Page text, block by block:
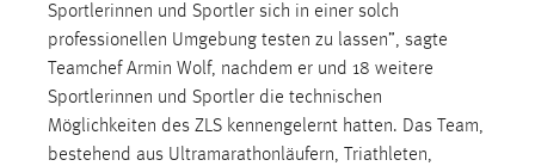
Sportlerinnen und Sportler sich in einer solch
professionellen Umgebung testen zu lassen”, sagte
Teamchef Armin Wolf, nachdem er und 18 weitere
Sportlerinnen und Sportler die technischen
Möglichkeiten des ZLS kennengelernt hatten. Das Team,
bestehend aus Ultramarathonläufern, Triathleten,